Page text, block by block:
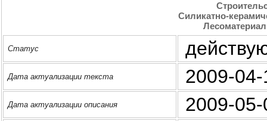
Силикатно-
Статус
Дата актуализации текста 2009-
Дата актуализации описания 2009-